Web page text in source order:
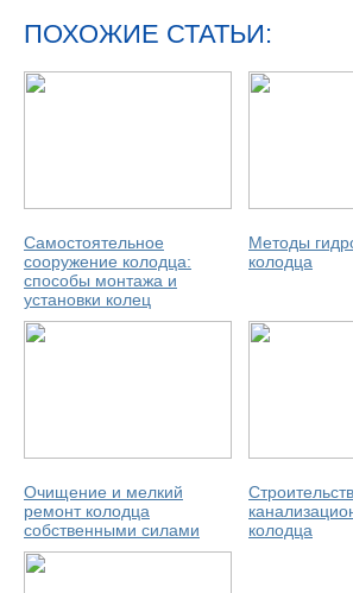
ПОХОЖИЕ СТАТЬИ:
Самостоятельное
сооружение колодца:
способы монтажа и
установки колец
Методы
колодца
Очищение и мелкий
ремонт колодца
собственными силами
колодца